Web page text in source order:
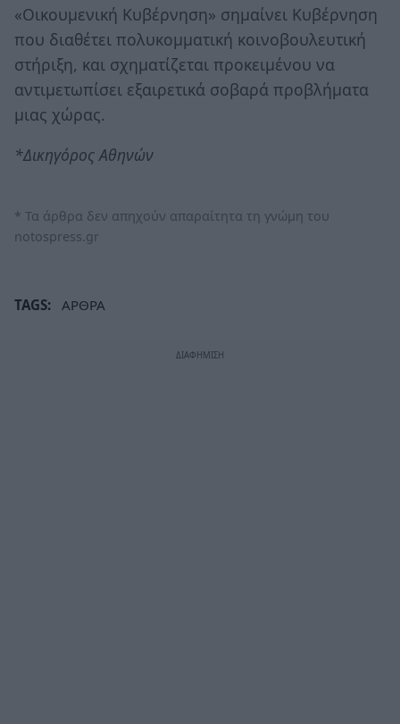
«Οικουμενική Κυβέρνηση» σημαίνει Κυβέρνηση
που διαθέτει πολυκομματική κοινοβουλευτική
στήριξη, και σχηματίζεται προκειμένου να
αντιμετωπίσει εξαιρετικά σοβαρά προβλήματα
μιας χώρας.
*Δικηγόρος Αθηνών
* Τα άρθρα δεν απηχούν απαραίτητα τη γνώμη του
notospress.gr
TAGS: ΑΡΘΡΑ